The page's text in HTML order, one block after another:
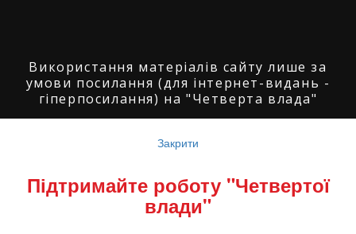
Використання матеріалів сайту лише за
умови посилання (для інтернет-видань -
гіперпосилання) на "Четверта влада"
"Четверта влада": 2008-2026.
Володимир Торбіч: 2008-2026.
SoftGroup
Закрити
Підтримайте роботу "Четвертої
влади"